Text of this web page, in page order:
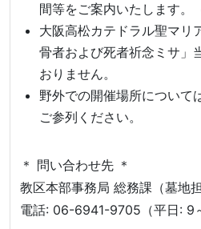
間等をご案内いたします。
大阪高松カテドラル聖マリ
骨者および死者祈念ミサ」
おりません。
野外での開催場所について
ご参列ください。
＊ 問い合わせ先 ＊
教区本部事務局 総務課（墓地担
電話: 06-6941-9705（平日: 9